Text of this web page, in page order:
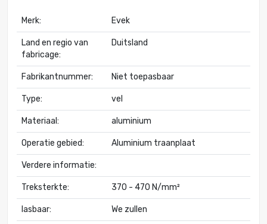
Merk: Evek
Land en regio van
fabricage:
Duitsland
Fabrikantnummer: Niet toepasbaar
Type: vel
Materiaal: aluminium
Operatie gebied: Aluminium traanplaat
Verdere informatie:
Treksterkte: 370 - 470 N/mm²
lasbaar: We zullen